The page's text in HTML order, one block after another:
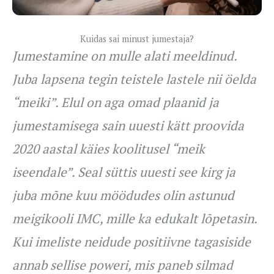
Kuidas sai minust jumestaja?
Jumestamine on mulle alati meeldinud.
Juba lapsena tegin teistele lastele nii öelda
“meiki”. Elul on aga omad plaanid ja
jumestamisega sain uuesti kätt proovida
2020 aastal käies koolitusel “meik
iseendale”. Seal süttis uuesti see kirg ja
juba mõne kuu möödudes olin astunud
meigikooli IMC, mille ka edukalt lõpetasin.
Kui imeliste neidude positiivne tagasiside
annab sellise poweri, mis paneb silmad